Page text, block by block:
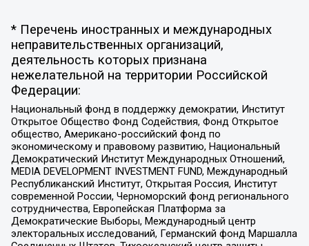
* Перечень иностранных и международных
неправительственных организаций,
деятельность которых признана
нежелательной на территории Российской
Федерации:
Национальный фонд в поддержку демократии, Институт
Открытое Общество Фонд Содействия, Фонд Открытое
общество, Американо-российский фонд по
экономическому и правовому развитию, Национальный
Демократический Институт Международных Отношений,
MEDIA DEVELOPMENT INVESTMENT FUND, Международный
Республиканский Институт, Открытая Россия, Институт
современной России, Черноморский фонд регионального
сотрудничества, Европейская Платформа за
Демократические Выборы, Международный центр
электоральных исследований, Германский фонд Маршалла